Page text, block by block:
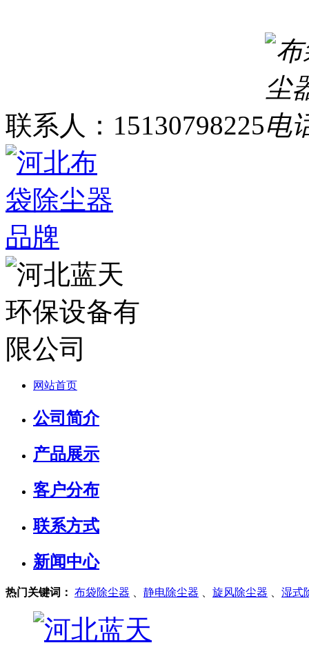
联系人：15130798225
网站首页
公司简介
产品展示
客户分布
联系方式
新闻中心
热门关键词： 布袋除尘器 、 静电除尘器 、 旋风除尘器 、 湿式